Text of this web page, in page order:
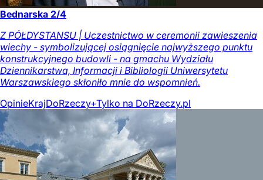
Bednarska 2/4
Z PÓŁDYSTANSU | Uczestnictwo w ceremonii zawieszenia
wiechy - symbolizującej osiągnięcie najwyższego punktu
konstrukcyjnego budowli - na gmachu Wydziału
Dziennikarstwa, Informacji i Bibliologii Uniwersytetu
Warszawskiego skłoniło mnie do wspomnień.
OpinieKrajDoRzeczy+Tylko na DoRzeczy.pl